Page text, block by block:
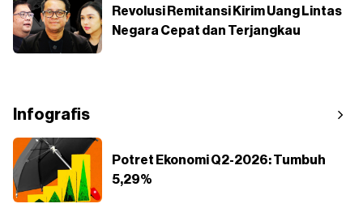
Revolusi Remitansi Kirim Uang Lintas
Negara Cepat dan Terjangkau
Infografis
Potret Ekonomi Q2-2026: Tumbuh
5,29%